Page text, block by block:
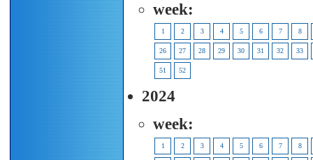
week:
1 2 3 4 5 6 7 8
26 27 28 29 30 31 32 33
51 52
2024
week:
1 2 3 4 5 6 7 8